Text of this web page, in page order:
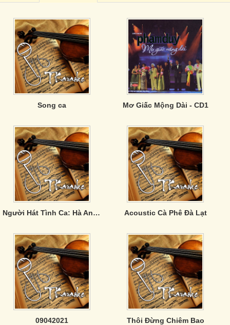
Song ca Mơ Giấc Mộng Dài - CD1
Người Hát Tình Ca: Hà Anh Tuấn Acoustic Cà Phê Đà Lạt
09042021 Thôi Đừng Chiêm Bao